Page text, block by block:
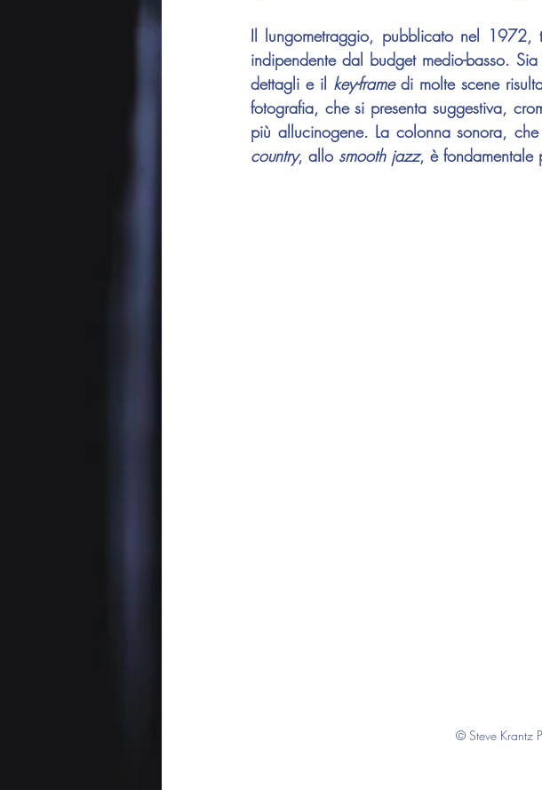
Il lungometraggio, pubblicato nel 1972,
indipendente dal budget medio-basso.
dettagli e il key-frame di molte scene
fotografia, che si presenta suggestiva,
più allucinogene. La colonna sonora,
country, allo smooth jazz, è fondamentale
© Steve Krantz